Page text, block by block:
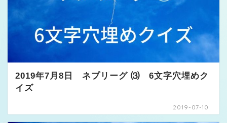
2019年7月8日 ネプリーグ ⑶ 6文字穴埋めク
イズ
2019-07-10